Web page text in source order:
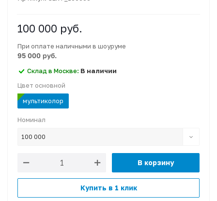
100 000 руб.
При оплате наличными в шоуруме
95 000 руб.
Склад в Москве: В наличии
Цвет основной
мультиколор
Номинал
100 000
В корзину
Купить в 1 клик